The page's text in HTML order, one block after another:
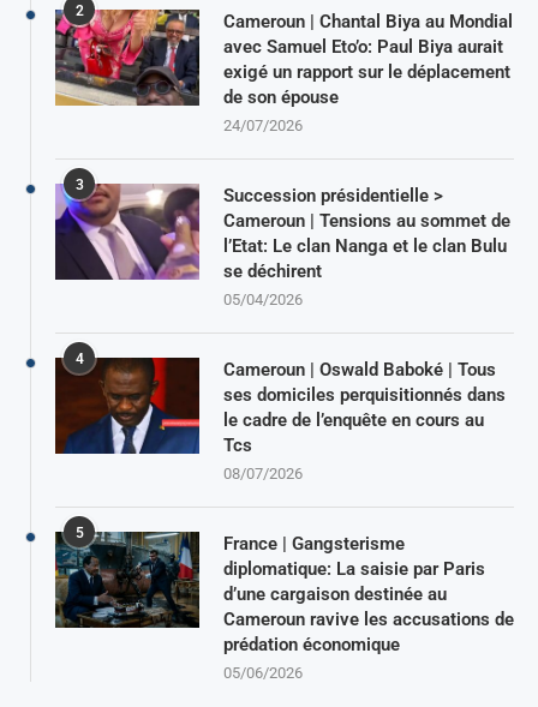
2
Cameroun | Chantal Biya au Mondial
avec Samuel Eto’o: Paul Biya aurait
exigé un rapport sur le déplacement
de son épouse
24/07/2026
3
Succession présidentielle >
Cameroun | Tensions au sommet de
l’Etat: Le clan Nanga et le clan Bulu
se déchirent
05/04/2026
4
Cameroun | Oswald Baboké | Tous
ses domiciles perquisitionnés dans
le cadre de l’enquête en cours au
Tcs
08/07/2026
5
France | Gangsterisme
diplomatique: La saisie par Paris
d’une cargaison destinée au
Cameroun ravive les accusations de
prédation économique
05/06/2026